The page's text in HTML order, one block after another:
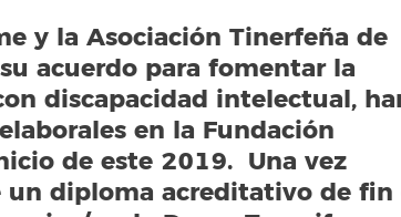
y la Asociación Tinerfeña de
acuerdo para fomentar la
discapacidad intelectual,
en la Fundación
de este 2019. Una vez
un diploma acreditativo de fin